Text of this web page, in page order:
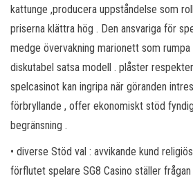
kattunge ,producera uppståndelse som
priserna klättra hög . Den ansvariga för
medge övervakning marionett som
diskutabel satsa modell . plåster
spelcasinot kan ingripa när göranden
förbryllande , offer ekonomiskt stöd
begränsning .
• diverse Stöd val : avvikande kund
förflutet spelare SG8 Casino ställer